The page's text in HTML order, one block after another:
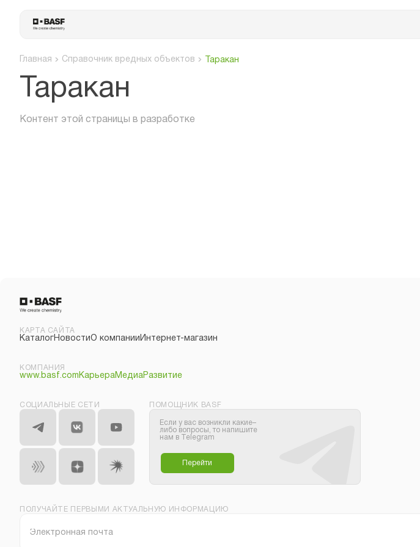
Главная Справочник вредных объектов Таракан
Таракан
Контент этой страницы в разработке
КАРТА САЙТА
КаталогНовостиО компании Интернет-магазин
КОМПАНИЯ
www.basf.com КарьераМедиаРазвитие
СОЦИАЛЬНЫЕ СЕТИ ПОМОЩНИК BASF
Если у вас возникли какие–
либо вопросы, то напишите
нам в Telegram
Перейти
ПОЛУЧАЙТЕ ПЕРВЫМИ АКТУАЛЬНУЮ ИНФОРМАЦИЮ